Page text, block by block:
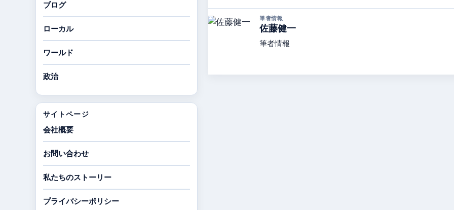
筆者情報
佐藤健一
筆者情報
ブログ
ローカル
ワールド
政治
サイトページ
会社概要
お問い合わせ
私たちのストーリー
プライバシーポリシー